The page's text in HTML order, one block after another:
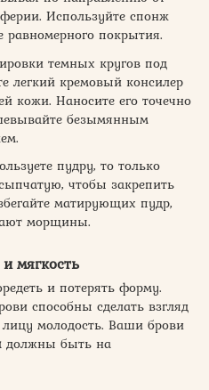
Используйте спонж
равномерного покрытия.
темных кругов под
легкий кремовый консилер
кожи. Наносите его точечно
безымянным
пудру, то только
чтобы закрепить
матирующих пудр,
морщины.
мягкость
и потерять форму.
способны сделать взгляд
молодость. Ваши брови
должны быть на